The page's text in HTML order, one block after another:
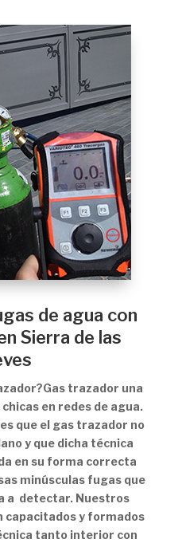
de agua con
Sierra de las
trazador una
en redes de agua.
que el gas trazador no
y que dicha técnica
en su forma correcta
minúsculas fugas que
a detectar. Nuestros
capacitados y formados
tanto interior con